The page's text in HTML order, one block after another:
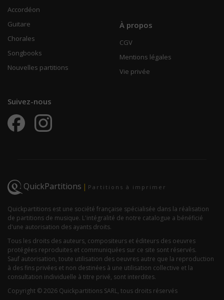
Accordéon
Guitare
Chorales
Songbooks
Nouvelles partitions
À propos
CGV
Mentions légales
Vie privée
Suivez-nous
QuickPartitions | Partitions à imprimer
Quickpartitions est une société française spécialisée dans la réalisation
de partitions de musique. L'intégralité de notre catalogue a bénéficié
d'une autorisation des ayants droits.
Tous les droits des auteurs, compositeurs et éditeurs des oeuvres
protégées reproduites et communiquées sur ce site sont réservés.
Sauf autorisation, toute utilisation des oeuvres autre que la reproduction
à des fins privées et non destinées à une utilisation collective et la
consultation individuelle à titre privé, sont interdites.
Copyright © 2026 Quickpartitions SARL, tous droits réservés